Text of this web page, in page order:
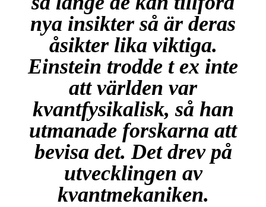
nya insikter så är deras
åsikter lika viktiga.
Einstein trodde t ex inte
att världen var
kvantfysikalisk, så han
utmanade forskarna att
bevisa det. Det drev på
utvecklingen av
kvantmekaniken.